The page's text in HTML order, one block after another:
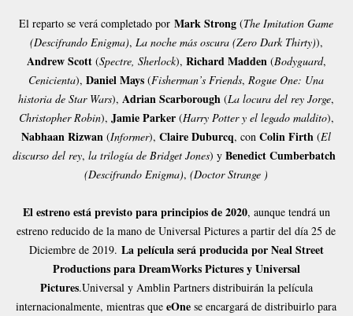
El reparto se verá completado porMark Strong (The Imitation Game
(Descifrando Enigma), La noche más oscura (Zero Dark Thirty)),
Andrew Scott(Spectre, Sherlock), Richard Madden(Bodyguard,
Cenicienta),Daniel Mays (Fisherman’s Friends,Rogue One: Una
historia de Star Wars),Adrian Scarborough (La locura del rey Jorge,
Christopher Robin), Jamie Parker(Harry Potter y el legado maldito),
Nabhaan Rizwan (Informer),Claire Duburcq, conColin Firth (El
discurso del rey,la trilogía de Bridget Jones) yBenedict Cumberbatch
(Descifrando Enigma),(Doctor Strange )
El estreno está previsto para principios de 2020, aunque tendrá un
estreno reducido de la mano de Universal Pictures a partir del día 25 de
Diciembre de 2019. La película será producida por Neal Street
Productions para DreamWorks Pictures y Universal
Pictures.Universal y Amblin Partners distribuirán la película
internacionalmente, mientras queeOne se encargará de distribuirlo para